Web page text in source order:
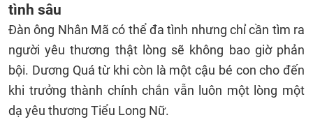
tình sâu
Đàn ông Nhân Mã có thể đa tình nhưng chỉ cần tìm ra
người yêu thương thật lòng sẽ không bao giờ phản
bội. Dương Quá từ khi còn là một cậu bé con cho đến
khi trưởng thành chính chắn vẫn luôn một lòng một
dạ yêu thương Tiểu Long Nữ.